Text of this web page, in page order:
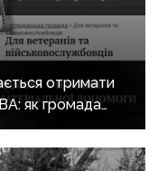
отримати
як громада